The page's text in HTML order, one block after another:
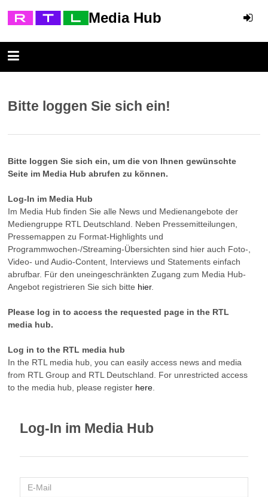
Media Hub
Bitte loggen Sie sich ein!
Bitte loggen Sie sich ein, um die von Ihnen gewünschte
Seite im Media Hub abrufen zu können.
Log-In im Media Hub
Im Media Hub finden Sie alle News und Medienangebote der
Mediengruppe RTL Deutschland. Neben Pressemitteilungen,
Pressemappen zu Format-Highlights und
Programmwochen-/Streaming-Übersichten sind hier auch Foto-,
Video- und Audio-Content, Interviews und Statements einfach
abrufbar. Für den uneingeschränkten Zugang zum Media Hub-
Angebot registrieren Sie sich bitte hier.
Please log in to access the requested page in the RTL
media hub.
Log in to the RTL media hub
In the RTL media hub, you can easily access news and media
from RTL Group and RTL Deutschland. For unrestricted access
to the media hub, please register here
Log-In im Media Hub